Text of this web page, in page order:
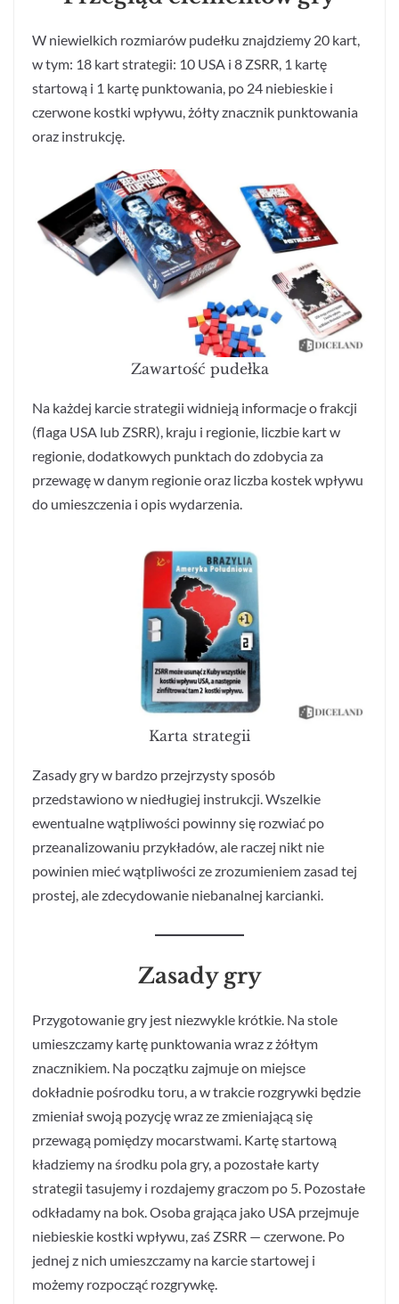
W niewielkich rozmiarów pudełku znajdziemy 20 kart,
w tym: 18 kart strategii: 10 USA i 8 ZSRR, 1 kartę
startową i 1 kartę punktowania, po 24 niebieskie i
czerwone kostki wpływu, żółty znacznik punktowania
oraz instrukcję.
Zawartość pudełka
Na każdej karcie strategii widnieją informacje o frakcji
(flaga USA lub ZSRR), kraju i regionie, liczbie kart w
regionie, dodatkowych punktach do zdobycia za
przewagę w danym regionie oraz liczba kostek wpływu
do umieszczenia i opis wydarzenia.
Karta strategii
Zasady gry w bardzo przejrzysty sposób
przedstawiono w niedługiej instrukcji. Wszelkie
ewentualne wątpliwości powinny się rozwiać po
przeanalizowaniu przykładów, ale raczej nikt nie
powinien mieć wątpliwości ze zrozumieniem zasad tej
prostej, ale zdecydowanie niebanalnej karcianki.
Zasady gry
Przygotowanie gry jest niezwykle krótkie. Na stole
umieszczamy kartę punktowania wraz z żółtym
znacznikiem. Na początku zajmuje on miejsce
dokładnie pośrodku toru, a w trakcie rozgrywki będzie
zmieniał swoją pozycję wraz ze zmieniającą się
przewagą pomiędzy mocarstwami. Kartę startową
kładziemy na środku pola gry, a pozostałe karty
strategii tasujemy i rozdajemy graczom po 5. Pozostałe
odkładamy na bok. Osoba grająca jako USA przejmuje
niebieskie kostki wpływu, zaś ZSRR — czerwone. Po
jednej z nich umieszczamy na karcie startowej i
możemy rozpocząć rozgrywkę.